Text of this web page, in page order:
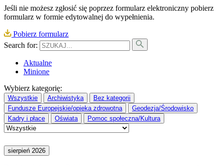
Jeśli nie możesz zgłosić się poprzez formularz elektroniczny pobierz
formularz w formie edytowalnej do wypełnienia.
Pobierz formularz
Search for:
Aktualne
Minione
Wybierz kategorię:
Wszystkie Archiwistyka
Bez kategorii
Fundusze Europejskie/opieka zdrowotna
Geodezja/Środowisko
Kadry i płace
Oświata Pomoc społeczna/Kultura
sierpień 2026